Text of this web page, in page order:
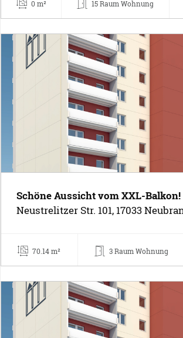
0 m² 15 Raum Wohnung
Schöne Aussicht vom XXL-Balkon!
Neustrelitzer Str. 101, 17033
70.14 m² 3 Raum Wohnung